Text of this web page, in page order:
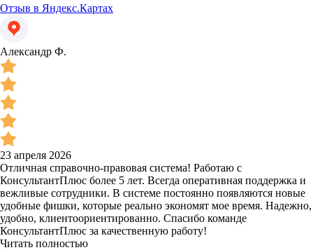
Отзыв в Яндекс.Картах
Александр Ф.
23 апреля 2026
Отличная справочно-правовая система! Работаю с
КонсультантПлюс более 5 лет. Всегда оперативная поддержка и
вежливые сотрудники. В системе постоянно появляются новые
удобные фишки, которые реально экономят мое время. Надежно,
удобно, клиентоориентированно. Спасибо команде
КонсультантПлюс за качественную работу!
Читать полностью